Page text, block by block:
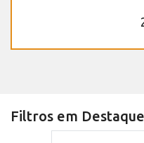
Filtros em Destaque